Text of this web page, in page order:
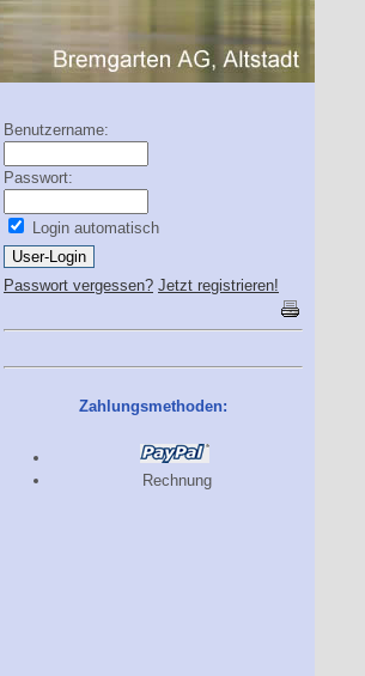
Benutzername:
Passwort:
Login automatisch
Passwort vergessen? Jetzt registrieren!
Zahlungsmethoden:
Rechnung